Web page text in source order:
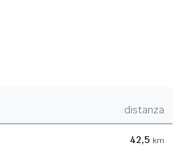
distanza
42,5 km